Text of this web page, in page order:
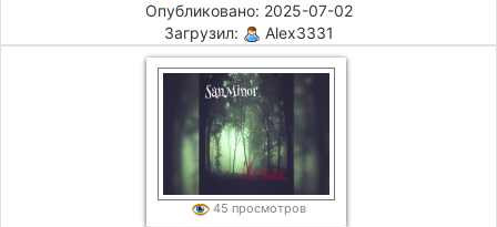
Опубликовано: 2025-07-02
Загрузил:
Alex3331
45 просмотров